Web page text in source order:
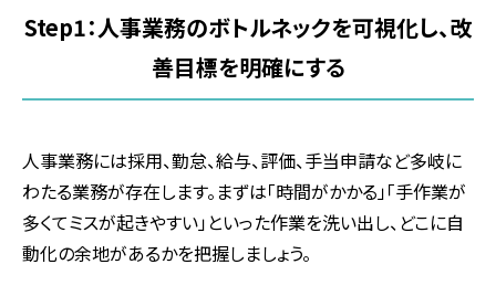
Step1：人事業務のボトルネックを可視化し、改
善目標を明確にする
人事業務には採用、勤怠、給与、評価、手当申請など多岐に
わたる業務が存在します。まずは「時間がかかる」「手作業が
多くてミスが起きやすい」といった作業を洗い出し、どこに自
動化の余地があるかを把握しましょう。